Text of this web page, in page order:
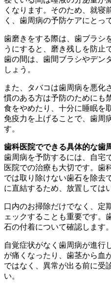
くなります。そのため、就寝
く、歯周病の予防ケアにとっ
歯磨きをする際は、歯ブラシ
うにすると、磨き残しを防止
歯の間は、歯間ブラシやデン
しょう。
また、タバコは歯周病を悪化
慣のある方は予防のためにも
食をやめたり、十分に睡眠を
免疫力を上げることで、歯周
す。
歯科医院でできる具体的な歯
歯周病を予防するには、自宅
医院での治療も大切です。歯
では取り除けない歯石を除去
に直結するため、放置しては
口内のお掃除だけでなく、定
ェックすることも重要です。
石の付着について確認します。
自覚症状がなく歯周病が進行
が痛くなったり、歯茎から血
ではなく、異常が出る前に受
い。